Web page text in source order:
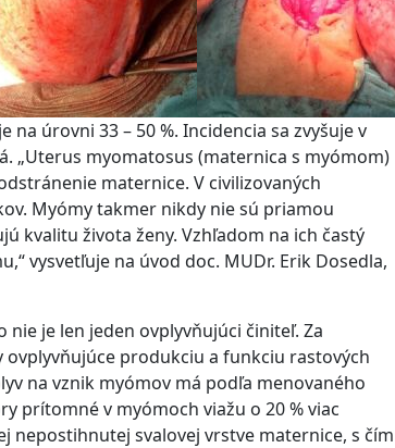
úrovni 33 – 50 %. Incidencia sa zvyšuje v
„Uterus myomatosus (maternica s myómom)
maternice. V civilizovaných
Myómy takmer nikdy nie sú priamou
kvalitu života ženy. Vzhľadom na ich častý
vysvetľuje na úvod doc. MUDr. Erik Dosedla,
je len jeden ovplyvňujúci činiteľ. Za
produkciu a funkciu rastových
na vznik myómov má podľa menovaného
prítomné v myómoch viažu o 20 % viac
svalovej vrstve maternice, s čím